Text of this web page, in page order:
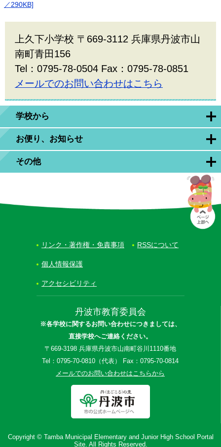
学校から
お便り、お知らせ
その他
／290KB]
上久下小学校 〒669-3112 兵庫県丹波市山
南町青田156
Tel：0795-78-0504 Fax：0795-78-0851
メールでのお問い合わせはこちら
丹波市教育委員会
※各学校に関するお問い合わせにつきましては、
直接学校へご連絡ください。
〒669-3198 兵庫県丹波市山南町谷川1110番地
Tel：0795-70-0810（代表） Fax：0795-70-0814
メールでのお問い合わせはこちらから
リンク・著作権・免責事項 RSSについて
個人情報保護
アクセシビリティ
Copyright © Tamba Municipal Elementary and Junior High School Portal
Site. All Rights Reserved.